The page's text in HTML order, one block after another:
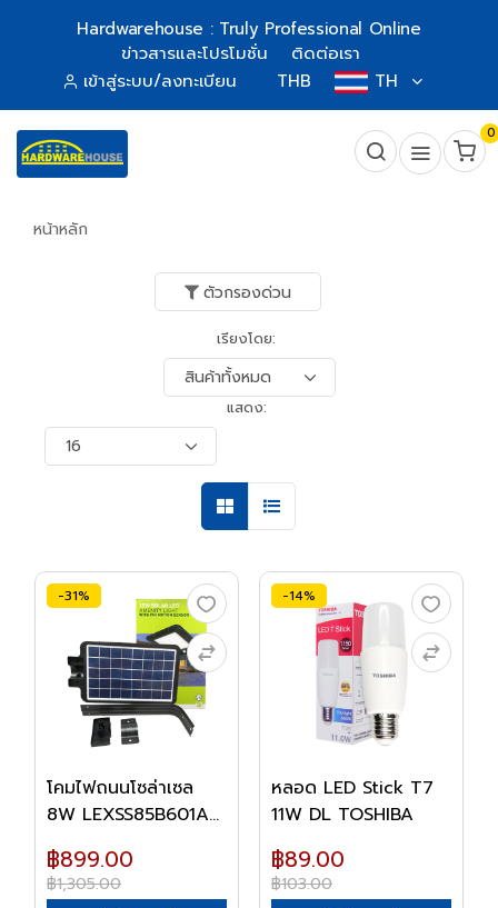
Hardwarehouse : Truly Professional Online
ข่าวสารและโปรโมชั่น
ติดต่อเรา
เข้าสู่ระบบ/ลงทะเบียน
THB TH
0
หน้าหลัก
ตัวกรองด่วน
เรียงโดย:
แสดง:
-31%
โคมไฟถนนโซล่าเซล
8W LEXSS85B601A
฿899.00
฿1,305.00
-14%
หลอด LED Stick T7
11W DL TOSHIBA
฿89.00
฿103.00